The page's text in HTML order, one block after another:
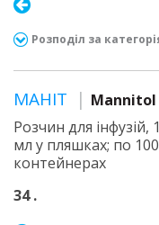
Розподіл за
МАНІТ
Mannitol
Розчин для
мл у пляшках; по
контейнерах
34 .